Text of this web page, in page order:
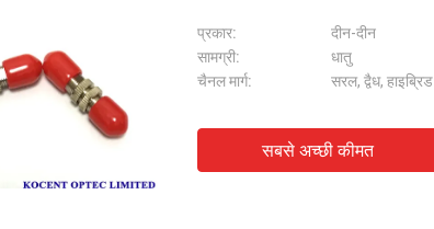
प्रकार:
दीन-दीन
सामग्री:
धातु
चैनल मार्ग:
सरल, द्वैध, हाइब्रिड
सबसे अच्छी कीमत